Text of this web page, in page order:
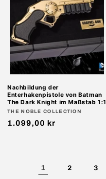
Nachbildung der
Enterhakenpistole von Batman
The Dark Knight im Maßstab 1:1
Anbieter:
THE NOBLE COLLECTION
Normaler
1.099,00 kr
1 2 3